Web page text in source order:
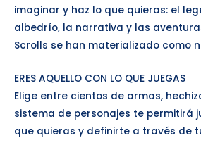
imaginar y haz lo que quieras: el
albedrío, la narrativa y las
Scrolls se han materializado como
ERES AQUELLO CON LO QUE JUEGAS
Elige entre cientos de armas,
sistema de personajes te permitirá
que quieras y definirte a través de